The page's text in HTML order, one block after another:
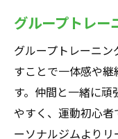
セミパー
パーソナ
ント
グループ
パーソナ
グループトレー
グループトレーニ
すことで一体感や
す。仲間と一緒に
やすく、運動初心
ーソナルジムより